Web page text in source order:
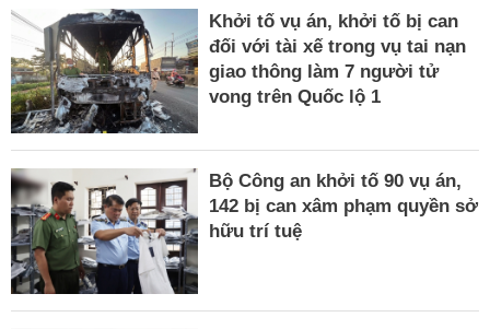
Khởi tố vụ án, khởi tố bị can
đối với tài xế trong vụ tai nạn
giao thông làm 7 người tử
vong trên Quốc lộ 1
Bộ Công an khởi tố 90 vụ án,
142 bị can xâm phạm quyền sở
hữu trí tuệ